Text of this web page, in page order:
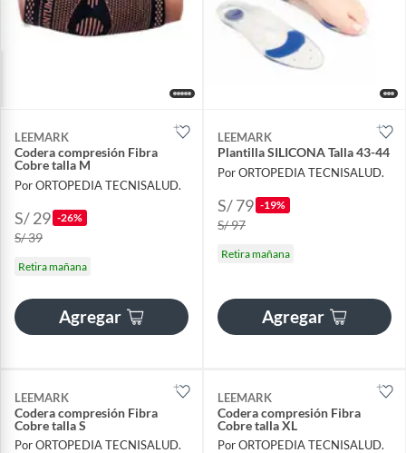
LEEMARK
Codera compresión Fibra
Cobre talla M
Por ORTOPEDIA TECNISALUD.
S/ 29 -26%
S/ 39
Retira mañana
Agregar
LEEMARK
Plantilla SILICONA Talla 43-44
Por ORTOPEDIA TECNISALUD.
S/ 79 -19%
S/ 97
Retira mañana
Agregar
LEEMARK
Codera compresión Fibra
Cobre talla S
Por ORTOPEDIA TECNISALUD.
LEEMARK
Codera compresión Fibra
Cobre talla XL
Por ORTOPEDIA TECNISALUD.